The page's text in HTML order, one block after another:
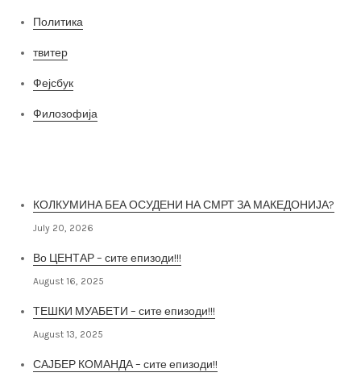
Политика
твитер
Фејсбук
Филозофија
КОЛКУМИНА БЕА ОСУДЕНИ НА СМРТ ЗА МАКЕДОНИЈА?
July 20, 2026
Во ЦЕНТАР – сите епизоди!!!
August 16, 2025
ТЕШКИ МУАБЕТИ – сите епизоди!!!
August 13, 2025
САЈБЕР КОМАНДА – сите епизоди!!